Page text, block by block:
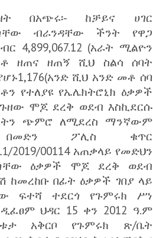
በአጭሩ፡- ከቻይና ሀገር
ብራንዳቸው ችንት የዋጋ
4,899,067.12 (አራት ሚልዮን
ዘጠና ዘጠኝ ሺህ ስልሳ ሰባት
ሺህ አንድ መቶ ሰባ
የተለያዩ የኤሌክትሮኒክ ዕቃዎች
ሞጆ ደረቅ ወደብ እስኪደርሱ
ጭምሮ ለሚደረስ ማንኛውም
ፖሊስ ቁጥር
2019/00114 አጠቃላይ የመድህን
ዕቃዎች ሞጆ ደረቅ ወደብ
ከመረከቡ በፊት ዕቃዎች ገበያ ላይ
ፍተሻ ተደርጎ የጉምሩክ ሥነ
ህዳር 15 ቀን 2012 ዓ.ም
አቅርቦ የጉምሩክ ጽ/ቤት